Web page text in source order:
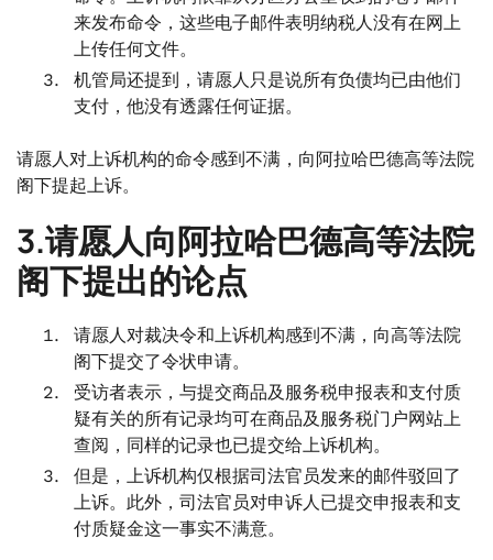
来发布命令，这些电子邮件表明纳税人没有在网上
上传任何文件。
机管局还提到，请愿人只是说所有负债均已由他们
支付，他没有透露任何证据。
请愿人对上诉机构的命令感到不满，向阿拉哈巴德高等法院
阁下提起上诉。
3.请愿人向阿拉哈巴德高等法院
阁下提出的论点
请愿人对裁决令和上诉机构感到不满，向高等法院
阁下提交了令状申请。
受访者表示，与提交商品及服务税申报表和支付质
疑有关的所有记录均可在商品及服务税门户网站上
查阅，同样的记录也已提交给上诉机构。
但是，上诉机构仅根据司法官员发来的邮件驳回了
上诉。此外，司法官员对申诉人已提交申报表和支
付质疑金这一事实不满意。